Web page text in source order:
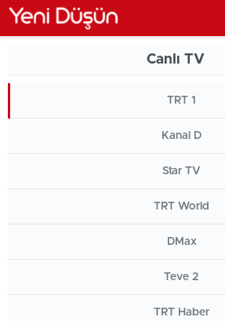
Canlı TV
TRT 1
Kanal D
Star TV
TRT World
DMax
Teve 2
TRT Haber